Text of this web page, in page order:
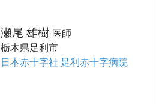
瀬尾 雄樹 医師
栃木県足利市
日本赤十字社 足利赤十字病院